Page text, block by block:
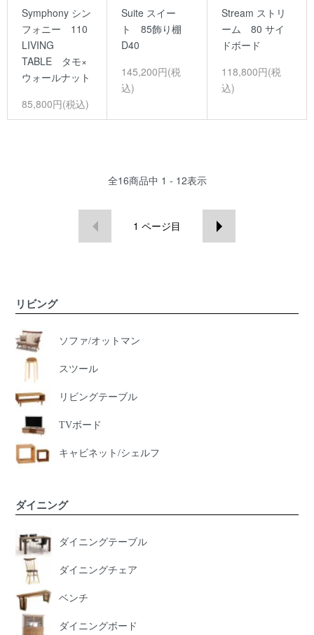
Symphony シン
フォニー 110
LIVING
TABLE タモ×
ウォールナット
85,800円(税込)
Suite スイー
ト 85飾り棚
D40
145,200円(税
込)
Stream ストリ
ーム 80 サイ
ドボード
118,800円(税
込)
全16商品中 1 - 12表示
1 ページ目
リビング
ソファ/オットマン
スツール
リビングテーブル
TVボード
キャビネット/シェルフ
ダイニング
ダイニングテーブル
ダイニングチェア
ベンチ
ダイニングボード